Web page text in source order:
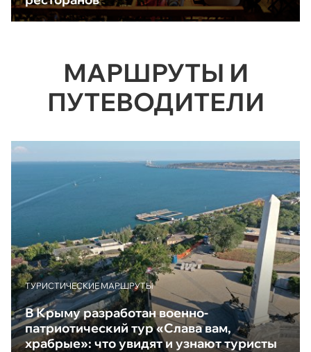
МАРШРУТЫ И
ПУТЕВОДИТЕЛИ
ТУРИСТИЧЕСКИЕ МАРШРУТЫ
В Крыму разработан военно-
патриотический тур «Слава вам,
храбрые»: что увидят и узнают туристы